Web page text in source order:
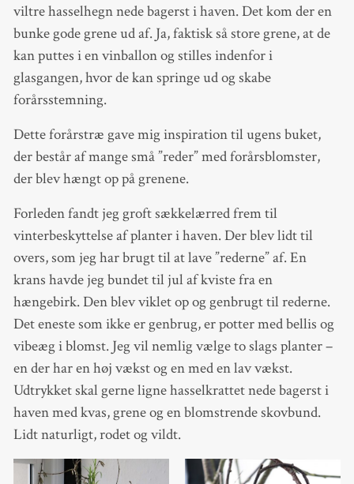
viltre hasselhegn nede bagerst i haven. Det kom der en
bunke gode grene ud af. Ja, faktisk så store grene, at de
kan puttes i en vinballon og stilles indenfor i
glasgangen, hvor de kan springe ud og skabe
forårsstemning.
Dette forårstræ gave mig inspiration til ugens buket,
der består af mange små ”reder” med forårsblomster,
der blev hængt op på grenene.
Forleden fandt jeg groft sækkelærred frem til
vinterbeskyttelse af planter i haven. Der blev lidt til
overs, som jeg har brugt til at lave ”rederne” af. En
krans havde jeg bundet til jul af kviste fra en
hængebirk. Den blev viklet op og genbrugt til rederne.
Det eneste som ikke er genbrug, er potter med bellis og
vibeæg i blomst. Jeg vil nemlig vælge to slags planter –
en der har en høj vækst og en med en lav vækst.
Udtrykket skal gerne ligne hasselkrattet nede bagerst i
haven med kvas, grene og en blomstrende skovbund.
Lidt naturligt, rodet og vildt.